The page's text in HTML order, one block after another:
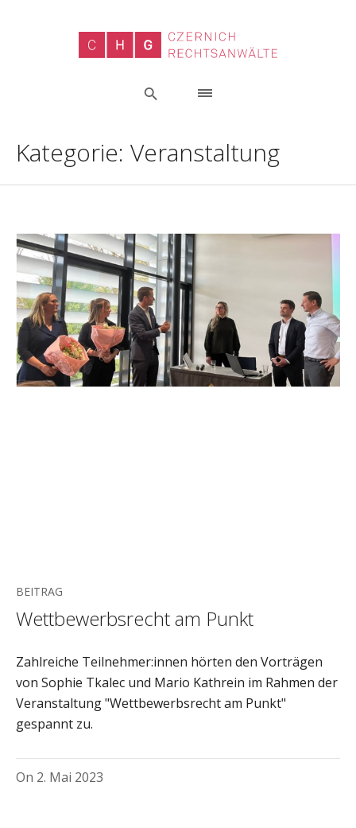
Kategorie: Veranstaltung
BEITRAG
Wettbewerbsrecht am Punkt
Zahlreiche Teilnehmer:innen hörten den Vorträgen
von Sophie Tkalec und Mario Kathrein im Rahmen der
Veranstaltung "Wettbewerbsrecht am Punkt"
gespannt zu.
On 2. Mai 2023